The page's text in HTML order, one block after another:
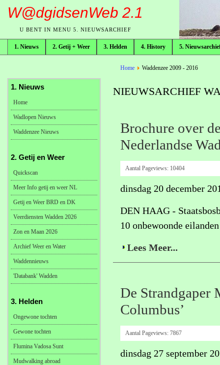
W@dgidsenWeb 2.1
U BENT IN MENU 5. NIEUWSARCHIEF
1. Nieuws 2. Getij + Weer 3. Helden 4. History 5.
broodkruimelpad
Home Waddenzee 2009 - 2016
NIEUWSARCHIEF
Brochure over
Nederlandse
Aantal Pageviews: 10404
dinsdag 20 december
DEN HAAG -
10 onbewoonde
Lees Meer...
De Strandgaper
Columbus’
Aantal Pageviews: 7867
dinsdag 27 september
1. Nieuws
Home
Wadlopen Nieuws
Waddenzee Nieuws
2. Getij en Weer
Quickscan
Meer Info getij en weer NL
Getij en Weer BRD en DK
Veerdiensten Wadden 2026
Zon en Maan 2026
Archief Weer en Water
Waddennieuws
'Databank' Wadden
3. Helden
Ongewone tochten
Gewone tochten
Flumina Vadosa Sunt
Mudwalking abroad